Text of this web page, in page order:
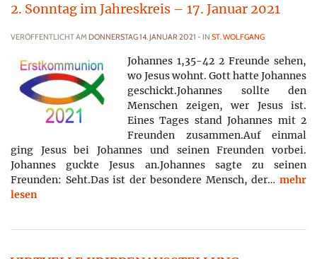
2. Sonntag im Jahreskreis – 17. Januar 2021
VERÖFFENTLICHT AM DONNERSTAG 14. JANUAR 2021 - IN ST. WOLFGANG
Johannes 1,35-42 2 Freunde sehen,
wo Jesus wohnt. Gott hatte Johannes
geschickt.Johannes sollte den
Menschen zeigen, wer Jesus ist.
Eines Tages stand Johannes mit 2
Freunden zusammen.Auf einmal
ging Jesus bei Johannes und seinen Freunden vorbei.
Johannes guckte Jesus an.Johannes sagte zu seinen
Freunden: Seht.Das ist der besondere Mensch, der… mehr
lesen